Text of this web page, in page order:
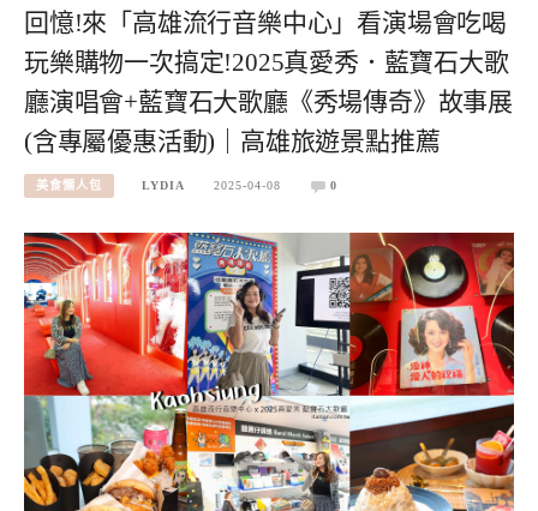
回憶!來「高雄流行音樂中心」看演場會吃喝
玩樂購物一次搞定!2025真愛秀．藍寶石大歌
廳演唱會+藍寶石大歌廳《秀場傳奇》故事展
(含專屬優惠活動)｜高雄旅遊景點推薦
美食懶人包 LYDIA 2025-04-08 0